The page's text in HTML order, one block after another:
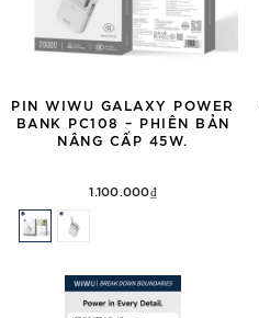
PIN WIWU GALAXY POWER
BANK PC108 – PHIÊN BẢN
NÂNG CẤP 45W.
1.100.000₫